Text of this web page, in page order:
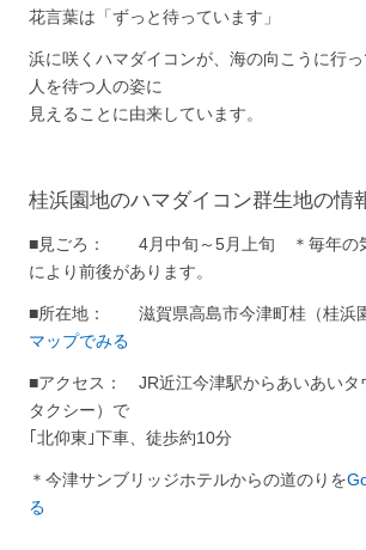
花言葉は「ずっと待っています」
浜に咲くハマダイコンが、海の向こうに行
人を待つ人の姿に
見えることに由来しています。
桂浜園地のハマダイコン群生地の情
■見ごろ： 4月中旬～5月上旬 ＊毎年の
により前後があります。
■所在地： 滋賀県高島市今津町桂（桂
マップでみる
■アクセス： JR近江今津駅からあいあいタ
タクシー）で
｢北仰東｣下車、徒歩約10分
＊今津サンブリッジホテルからの道のりを
る